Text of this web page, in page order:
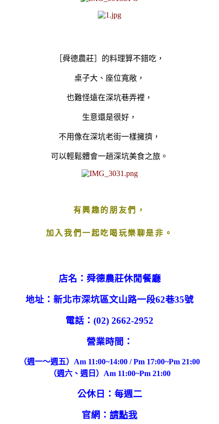
舜德農莊］的料理算不錯吃，
桌子大、座位寬敞，
也難怪遠在深坑巷弄裡，
生意還是很好，
不用像在深坑老街一樣擁擠，
可以輕鬆體會一趟深坑美食之旅。
有興趣的朋友們，
加入我們一起吃喝玩樂聊是非。
店名：舜德農莊休閒餐廳
地址：新北市深坑區文山路一段62巷35號
電話：(02) 2662-2952
營業時間：
（週一～週五）Am 11:00~14:00 / Pm 17:00~Pm 21:00
（週六、週日）Am 11:00~Pm 21:00
公休日：每週二
官網： 請點我